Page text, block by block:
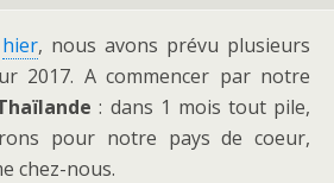
hier, nous avons prévu plusieurs
2017. A commencer par notre
: dans 1 mois tout pile,
pour notre pays de coeur,
chez-nous.